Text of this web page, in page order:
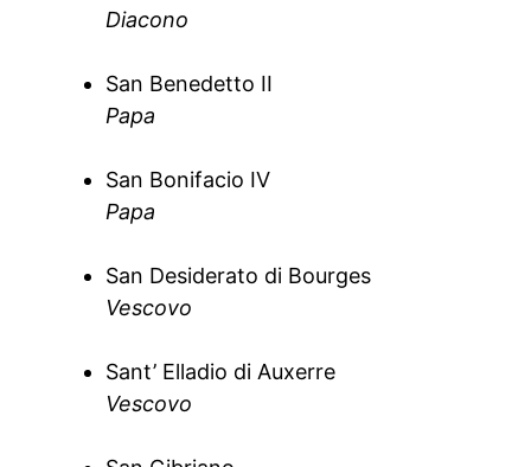
Diacono
San Benedetto II
Papa
San Bonifacio IV
Papa
San Desiderato di Bourges
Vescovo
Sant’ Elladio di Auxerre
Vescovo